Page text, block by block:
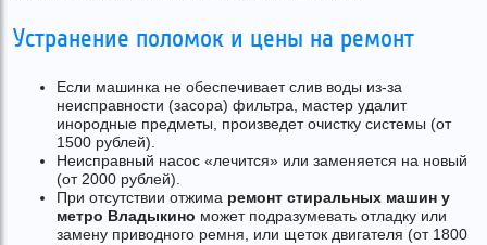
Устранение поломок и цены на ремонт
Если машинка не обеспечивает слив воды из-за
неисправности (засора) фильтра, мастер удалит
инородные предметы, произведет очистку системы (от
1500 рублей).
Неисправный насос «лечится» или заменяется на новый
(от 2000 рублей).
При отсутствии отжима ремонт стиральных машин у
метро Владыкино может подразумевать отладку или
замену приводного ремня, или щеток двигателя (от 1800